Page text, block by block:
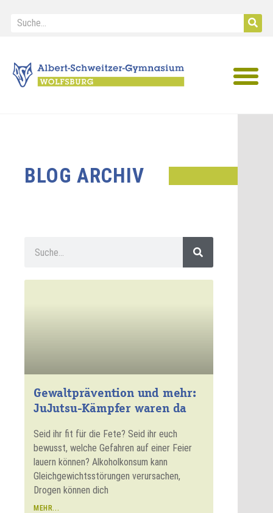
BLOG ARCHIV
Gewaltprävention und mehr:
JuJutsu-Kämpfer waren da
Seid ihr fit für die Fete? Seid ihr euch
bewusst, welche Gefahren auf einer Feier
lauern können? Alkoholkonsum kann
Gleichgewichtsstörungen verursachen,
Drogen können dich
MEHR...